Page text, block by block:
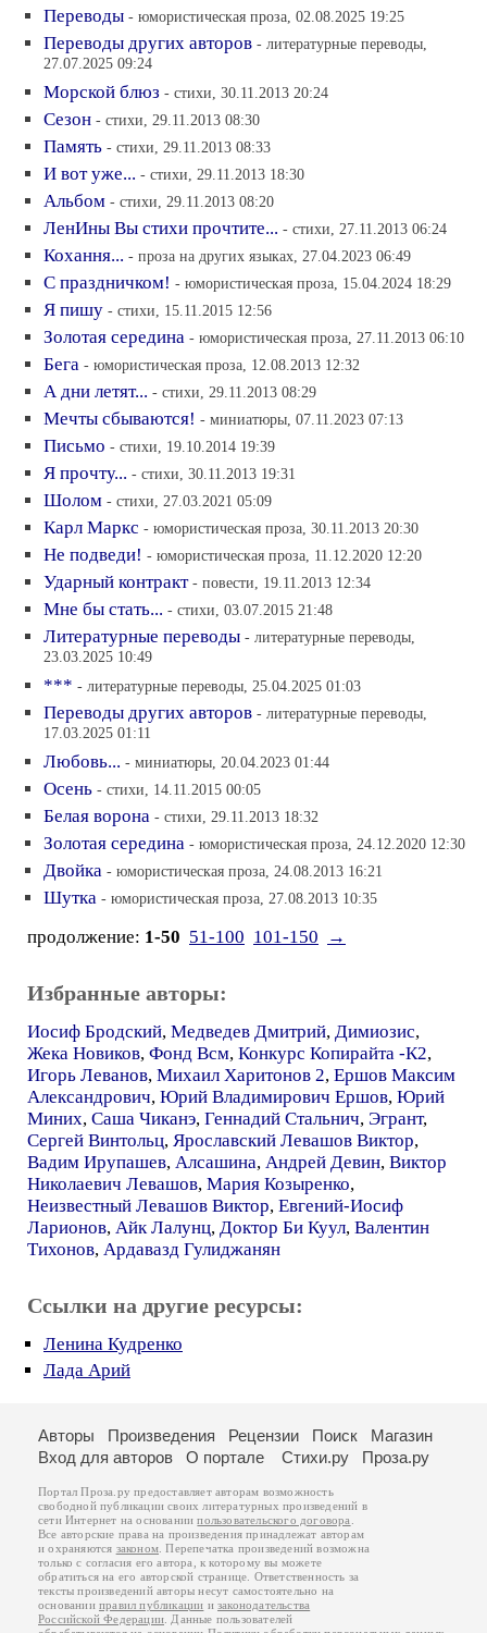
Переводы - юмористическая проза, 02.08.2025 19:25
Переводы других авторов - литературные переводы,
27.07.2025 09:24
Морской блюз - стихи, 30.11.2013 20:24
Сезон - стихи, 29.11.2013 08:30
Память - стихи, 29.11.2013 08:33
И вот уже... - стихи, 29.11.2013 18:30
Альбом - стихи, 29.11.2013 08:20
ЛенИны Вы стихи прочтите... - стихи, 27.11.2013 06:24
Кохання... - проза на других языках, 27.04.2023 06:49
С праздничком! - юмористическая проза, 15.04.2024 18:29
Я пишу - стихи, 15.11.2015 12:56
Золотая середина - юмористическая проза, 27.11.2013 06:10
Бега - юмористическая проза, 12.08.2013 12:32
А дни летят... - стихи, 29.11.2013 08:29
Мечты сбываются! - миниатюры, 07.11.2023 07:13
Письмо - стихи, 19.10.2014 19:39
Я прочту... - стихи, 30.11.2013 19:31
Шолом - стихи, 27.03.2021 05:09
Карл Маркс - юмористическая проза, 30.11.2013 20:30
Не подведи! - юмористическая проза, 11.12.2020 12:20
Ударный контракт - повести, 19.11.2013 12:34
Мне бы стать... - стихи, 03.07.2015 21:48
Литературные переводы - литературные переводы,
23.03.2025 10:49
*** - литературные переводы, 25.04.2025 01:03
Переводы других авторов - литературные переводы,
17.03.2025 01:11
Любовь... - миниатюры, 20.04.2023 01:44
Осень - стихи, 14.11.2015 00:05
Белая ворона - стихи, 29.11.2013 18:32
Золотая середина - юмористическая проза, 24.12.2020 12:30
Двойка - юмористическая проза, 24.08.2013 16:21
Шутка - юмористическая проза, 27.08.2013 10:35
продолжение: 1-50 51-100 101-150 →
Избранные авторы:
Иосиф Бродский, Медведев Дмитрий, Димиозис,
Жека Новиков, Фонд Всм, Конкурс Копирайта -К2,
Игорь Леванов, Михаил Харитонов 2, Ершов Максим
Александрович, Юрий Владимирович Ершов, Юрий
Миних, Саша Чиканэ, Геннадий Стальнич, Эгрант,
Сергей Винтольц, Ярославский Левашов Виктор,
Вадим Ирупашев, Алсашина, Андрей Девин, Виктор
Николаевич Левашов, Мария Козыренко,
Неизвестный Левашов Виктор, Евгений-Иосиф
Ларионов, Айк Лалунц, Доктор Би Куул, Валентин
Тихонов, Ардавазд Гулиджанян
Ссылки на другие ресурсы:
Ленина Кудренко
Лада Арий
Авторы Произведения Рецензии Поиск
Магазин
Вход для авторов
О портале Стихи.ру Проза.ру
Портал Проза.ру предоставляет авторам возможность
свободной публикации своих литературных произведений в
сети Интернет на основаниипользовательского договора
Все авторские права на произведения принадлежат авторам
и охраняются законом . Перепечатка произведений возможна
только с согласия его автора, к которому вы можете
обратиться на его авторской странице. Ответственность за
тексты произведений авторы несут самостоятельно на
основанииправил публикации изаконодательства
Российской Федерации . Данные пользователей